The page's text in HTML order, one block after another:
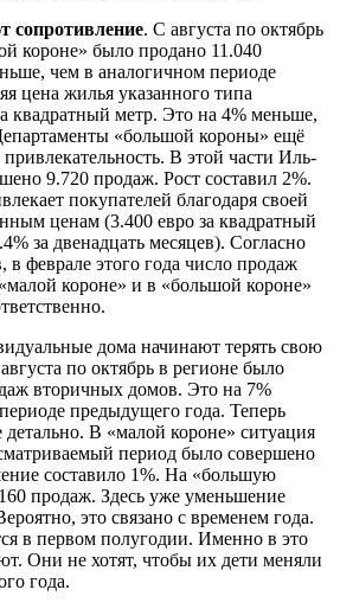
сопротивление. С августа по октябрь
короне» было продано 11.040
чем в аналогичном периоде
цена жилья указанного типа
квадратный метр. Это на 4% меньше,
«большой короны» ещё
В этой части Иль-
9.720 продаж. Рост составил 2%.
покупателей благодаря своей
ценам (3.400 евро за квадратный
за двенадцать месяцев). Согласно
в феврале этого года число продаж
короне» и в «большой короне»
дома начинают терять свою
по октябрь в регионе было
вторичных домов. Это на 7%
предыдущего года. Теперь
В «малой короне» ситуация
период было совершено
составило 1%. На «большую
продаж. Здесь уже уменьшение
это связано с временем года.
в первом полугодии. Именно в это
Они не хотят, чтобы их дети меняли
года.